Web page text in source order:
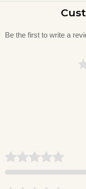
Be the first to write a